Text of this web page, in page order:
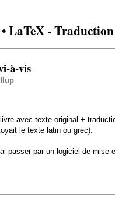
LaTeX -
à-vis
flup
avec texte original +
le texte latin ou grec).
passer par un logiciel de mise